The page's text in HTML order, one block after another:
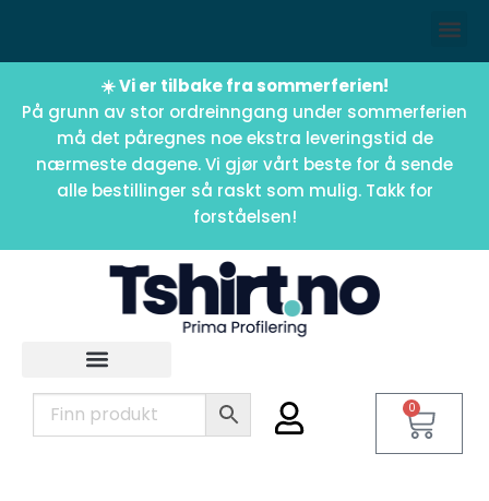
☀️ Vi er tilbake fra sommerferien!
På grunn av stor ordreinngang under sommerferien
må det påregnes noe ekstra leveringstid de
nærmeste dagene. Vi gjør vårt beste for å sende
alle bestillinger så raskt som mulig. Takk for
forståelsen!
0